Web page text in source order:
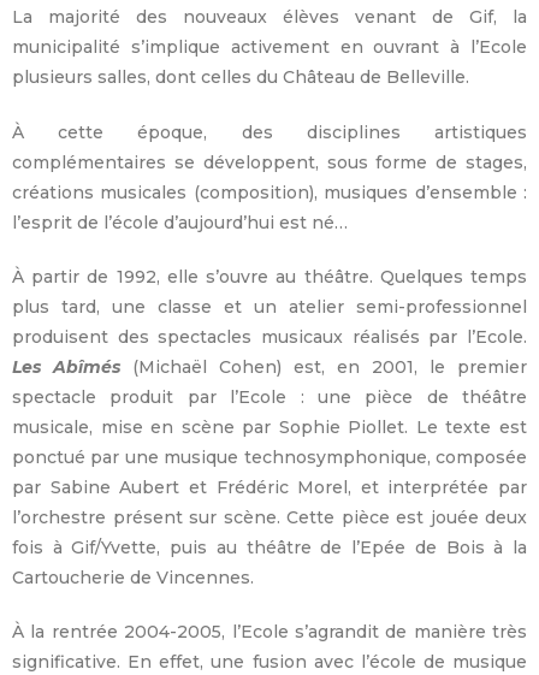
La majorité des nouveaux élèves venant de Gif, la
municipalité s’implique activement en ouvrant à l’Ecole
plusieurs salles, dont celles du Château de Belleville.
À cette époque, des disciplines artistiques
complémentaires se développent, sous forme de stages,
créations musicales (composition), musiques d’ensemble :
l’esprit de l’école d’aujourd’hui est né…
À partir de 1992, elle s’ouvre au théâtre. Quelques temps
plus tard, une classe et un atelier semi-professionnel
produisent des spectacles musicaux réalisés par l’Ecole.
Les Abîmés (Michaël Cohen) est, en 2001, le premier
spectacle produit par l’Ecole : une pièce de théâtre
musicale, mise en scène par Sophie Piollet. Le texte est
ponctué par une musique technosymphonique, composée
par Sabine Aubert et Frédéric Morel, et interprétée par
l’orchestre présent sur scène. Cette pièce est jouée deux
fois à Gif/Yvette, puis au théâtre de l’Epée de Bois à la
Cartoucherie de Vincennes.
À la rentrée 2004-2005, l’Ecole s’agrandit de manière très
significative. En effet, une fusion avec l’école de musique